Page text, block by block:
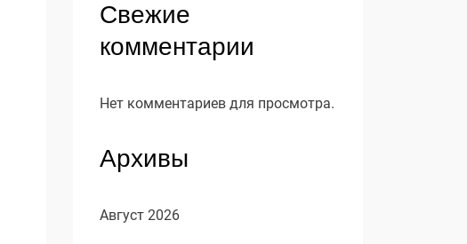
Свежие
комментарии
Нет комментариев для просмотра.
Архивы
Август 2026